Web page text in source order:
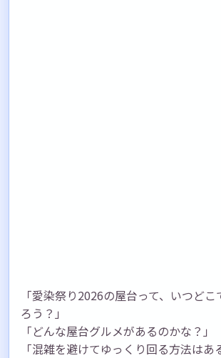
「愛染祭り2026の屋台って、いつど
ろう？」
「どんな屋台グルメがあるのかな？」
「混雑を避けてゆっくり回る方法はあ